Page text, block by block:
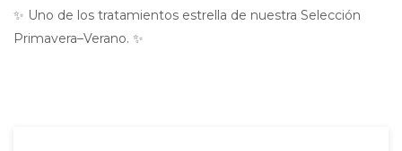
✨ Uno de los tratamientos estrella de nuestra Selección
Primavera–Verano. ✨